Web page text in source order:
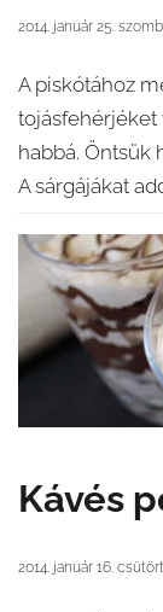
2014. január 25.
A piskótához
tojásfehérjéket
habbá. Öntsük
A sárgájákat
Kávés
2014. január 16.